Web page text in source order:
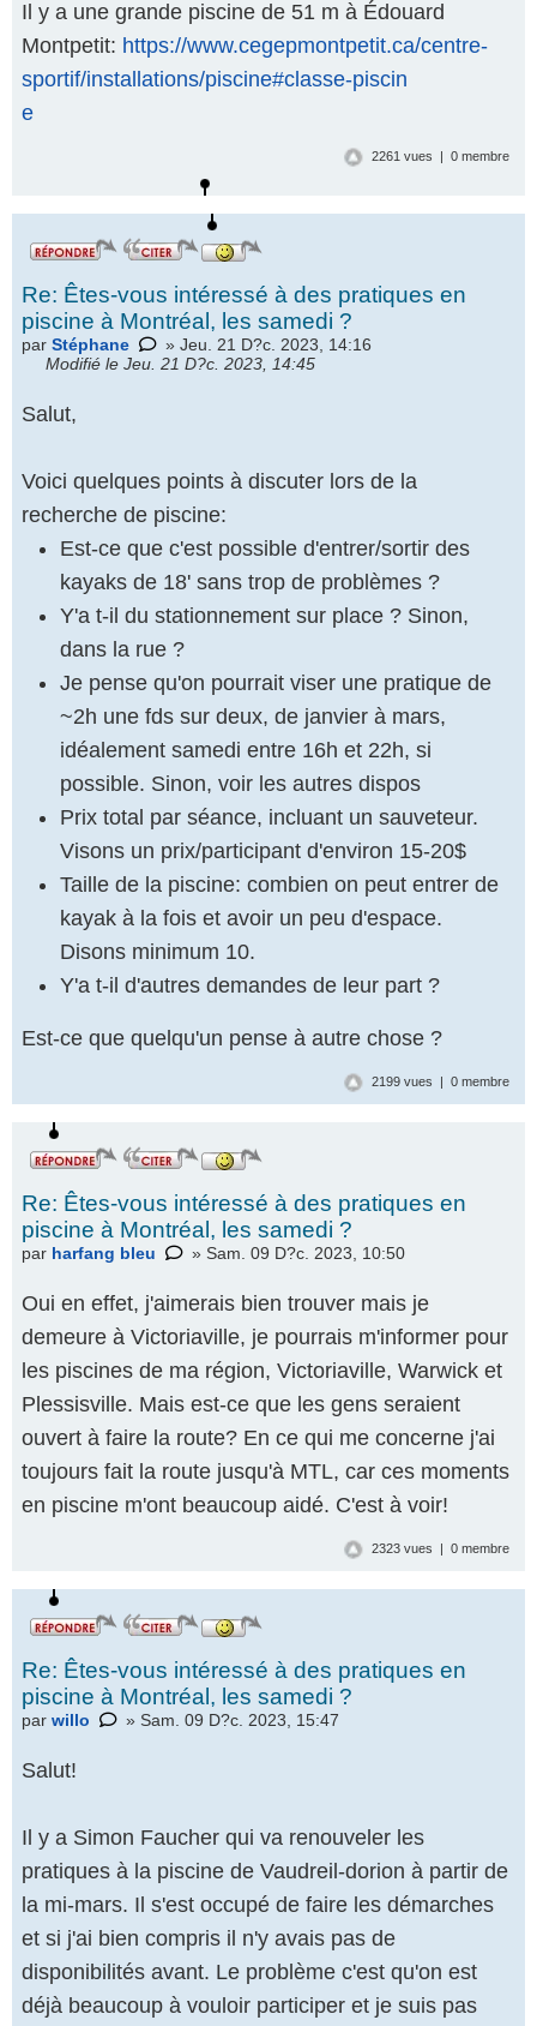
Il y a une grande piscine de 51 m à Édouard
Montpetit: https://www.cegepmontpetit.ca/centre-
sportif/installations/piscine#classe-piscin
e
2261 vues | 0 membre
Re: Êtes-vous intéressé à des pratiques en
piscine à Montréal, les samedi ?
par Stéphane
» Jeu. 21 D?c. 2023, 14:16
Modifié le Jeu. 21 D?c. 2023, 14:45
Salut,
Voici quelques points à discuter lors de la
recherche de piscine:
Est-ce que c'est possible d'entrer/sortir des
kayaks de 18' sans trop de problèmes ?
Y'a t-il du stationnement sur place ? Sinon,
dans la rue ?
Je pense qu'on pourrait viser une pratique de
~2h une fds sur deux, de janvier à mars,
idéalement samedi entre 16h et 22h, si
possible. Sinon, voir les autres dispos
Prix total par séance, incluant un sauveteur.
Visons un prix/participant d'environ 15-20$
Taille de la piscine: combien on peut entrer de
kayak à la fois et avoir un peu d'espace.
Disons minimum 10.
Y'a t-il d'autres demandes de leur part ?
Est-ce que quelqu'un pense à autre chose ?
2199 vues | 0 membre
Re: Êtes-vous intéressé à des pratiques en
piscine à Montréal, les samedi ?
par harfang bleu » Sam. 09 D?c. 2023, 10:50
Oui en effet, j'aimerais bien trouver mais je
demeure à Victoriaville, je pourrais m'informer pour
les piscines de ma région, Victoriaville, Warwick et
Plessisville. Mais est-ce que les gens seraient
ouvert à faire la route? En ce qui me concerne j'ai
toujours fait la route jusqu'à MTL, car ces moments
en piscine m'ont beaucoup aidé. C'est à voir!
2323 vues | 0 membre
Re: Êtes-vous intéressé à des pratiques en
piscine à Montréal, les samedi ?
par willo » Sam. 09 D?c. 2023, 15:47
Salut!
Il y a Simon Faucher qui va renouveler les
pratiques à la piscine de Vaudreil-dorion à partir de
la mi-mars. Il s'est occupé de faire les démarches
et si j'ai bien compris il n'y avais pas de
disponibilités avant. Le problème c'est qu'on est
déjà beaucoup à vouloir participer et je suis pas